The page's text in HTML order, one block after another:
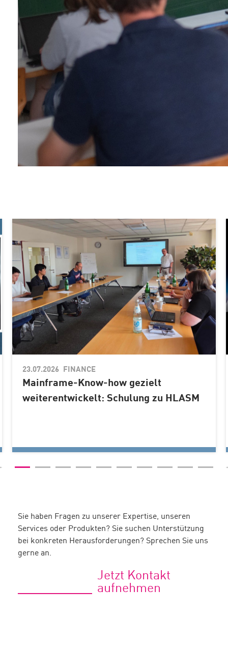
23.07.2026
Sie haben Fragen zu unserer Expertise, unseren
Services oder Produkten? Sie suchen Unterstützung
bei konkreten Herausforderungen? Sprechen Sie uns
gerne an.
Jetzt Kontakt
aufnehmen